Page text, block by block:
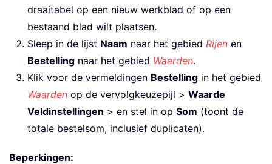
draaitabel op een nieuw werkblad of op een
bestaand blad wilt plaatsen.
Sleep in de lijst Naam naar het gebied Rijen en
Bestelling naar het gebied Waarden.
Klik voor de vermeldingen Bestelling in het gebied
Waarden op de vervolgkeuzepijl > Waarde
Veldinstellingen > en stel in op Som (toont de
totale bestelsom, inclusief duplicaten).
Beperkingen: